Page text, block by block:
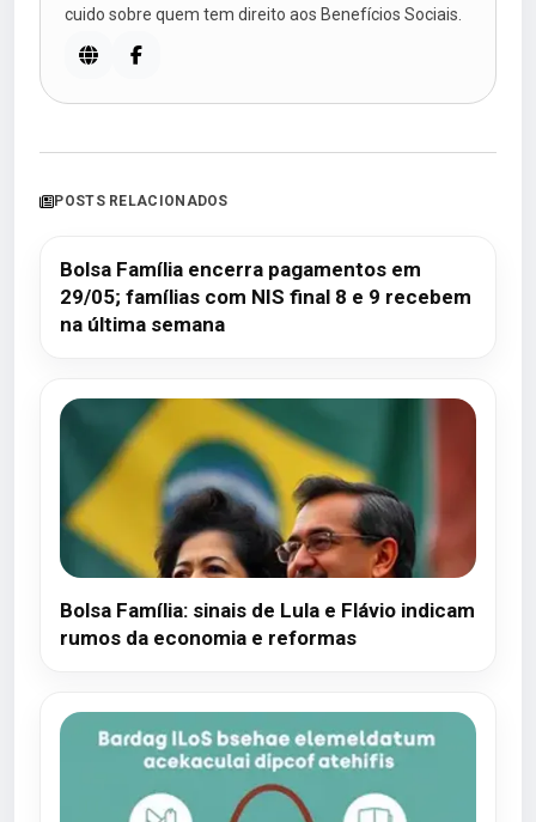
cuido sobre quem tem direito aos Benefícios Sociais.
POSTS RELACIONADOS
Bolsa Família encerra pagamentos em
29/05; famílias com NIS final 8 e 9 recebem
na última semana
Bolsa Família: sinais de Lula e Flávio indicam
rumos da economia e reformas